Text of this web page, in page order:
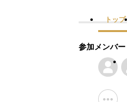
トップ
参加メンバー